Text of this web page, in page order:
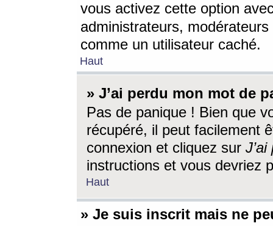
vous activez cette option
administrateurs,
comme un utilisateur caché.
Haut
» J’ai perdu mon mot de
Pas de panique ! Bien que
récupéré, il peut facilement
connexion et cliquez sur
instructions et vous devriez
Haut
» Je suis inscrit mais ne